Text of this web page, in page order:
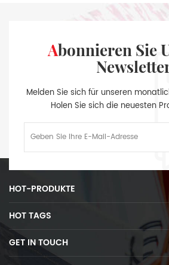
Abonnieren Sie Unseren
Melden Sie sich für unseren
Holen Sie sich die neuesten
HOT-PRODUKTE
HOT TAGS
GET IN TOUCH